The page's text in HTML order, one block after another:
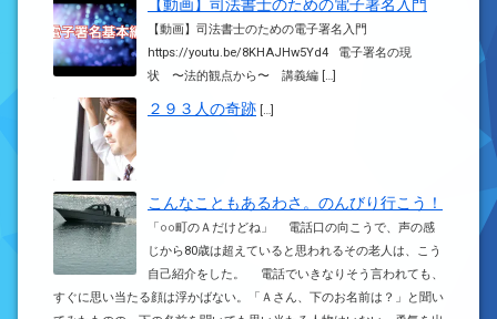
【動画】司法書士のための電子署名入門
【動画】司法書士のための電子署名入門
https://youtu.be/8KHAJHw5Yd4 電子署名の現
状 〜法的観点から〜 講義編 […]
２９３人の奇跡 […]
こんなこともあるわさ。のんびり行こう！
「○○町のＡだけどね」 電話口の向こうで、声の感
じから80歳は超えていると思われるその老人は、こう
自己紹介をした。 電話でいきなりそう言われても、
すぐに思い当たる顔は浮かばない。「Ａさん、下のお名前は？」と聞い